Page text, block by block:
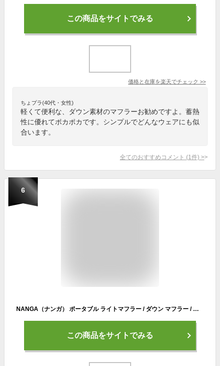
この商品をサイトでみる
価格と在庫を楽天でチェック >>
ちょプラ(40代・女性)
軽くて便利な、ダウン素材のマフラーお勧めですよ。蓄熱
性に優れてポカポカです。シンプルでどんなウェアにも似
合います。
全てのおすすめコメント (1 件) >
6
NANGA（ナンガ） ポータブル ライトマフラー / ダウン マフラー / メンズ レディース / 携帯 / 持ち運び / 小さめ / コンパクト / ギフト / プレゼント / LIGHT MUFFLER
この商品をサイトでみる